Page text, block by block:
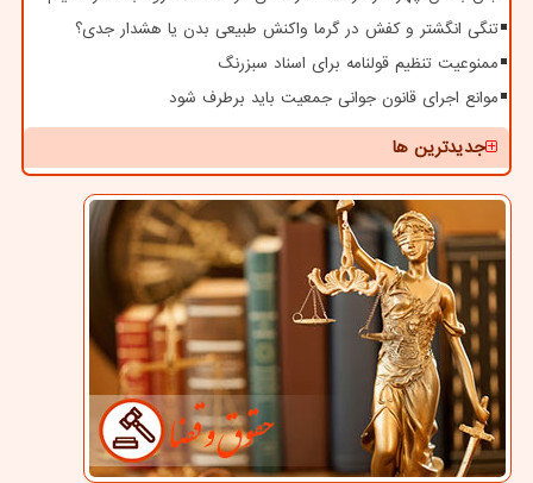
تنگی انگشتر و کفش در گرما واکنش طبیعی بدن یا هشدار جدی؟
ممنوعیت تنظیم قولنامه برای اسناد سبزرنگ
موانع اجرای قانون جوانی جمعیت باید برطرف شود
جدیدترین ها